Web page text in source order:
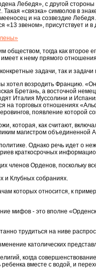
Лебедя», с другой
Такая «связка» символов в
и на созвездие
«13 звеном», присутствует и
обществом, тогда как второе
к нему прямого
задачи, так и задачи
хотел возродить Францию.
Бретань, а восточной
Италия Муссолини и
на торговых отношениях
появление которой
которая, как считают,
магистром объединенной
Однако речь идет о
краткосрочных
членов Орденов, поскольку
и Клубных собраниях.
которых относится, к
мифов - это вполне
трудиться на ниве
католических
когда
вместе с водой, и